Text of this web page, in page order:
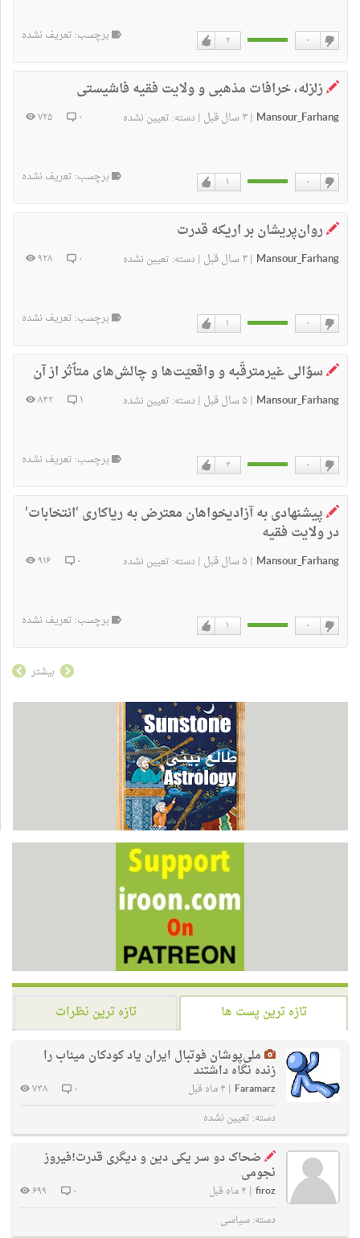
۲ ۰
ندارم
برچسب: تعریف نشده
زلزله، خرافات مذهبی و ولایت فقیه فاشیستی
Mansour_Farhang
|۳ سال قبل | دسته: تعیین نشده ۰ ۷۲۵
۱ ۰
ندارم
برچسب: تعریف نشده
روان‌پریشان بر اریکه قدرت
Mansour_Farhang
|۳ سال قبل | دسته: تعیین نشده ۰ ۹۲۸
۱ ۰
ندارم
برچسب: تعریف نشده
سوٌالی غیرمترقّبه و واقعيّت‌ها و چالش‌های متاٌثر از آن
Mansour_Farhang
| ۵ سال قبل | دسته: تعیین نشده ۱ ۸۴۲
۲ ۰
ندارم
برچسب: تعریف نشده
پيشنهادی به آزاديخواهان معترض به رياکاری ‘انتخابات’
در ولايت فقيه
Mansour_Farhang
| ۵ سال قبل | دسته: تعیین نشده ۰ ۹۱۶
۱ ۰ برچسب: تعریف نشده
بیشتر
تازه ترین پست ها
تازه ترین نظرات
ملی‌پوشان فوتبال ایران یاد کودکان میناب را
زنده نگاه داشتند
Faramarz
| ۴ ماه قبل ۰
۷۳۸
دسته: تعیین نشده
ضحاک دو سر یکی دین و دیگری قدرت!فیروز
نجومی
firoz
| ۴ ماه قبل ۰
۶۹۹
دسته:سیاسی